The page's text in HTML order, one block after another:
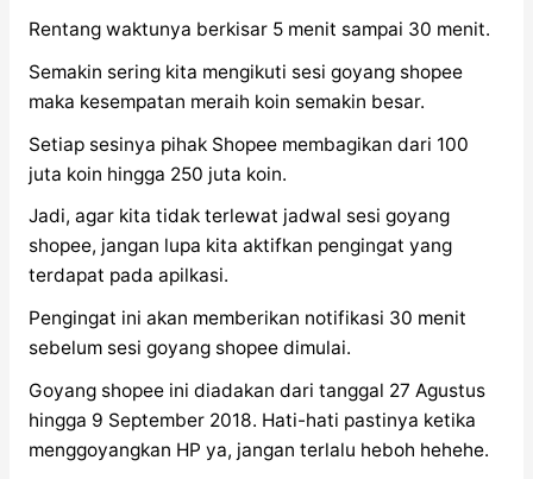
Rentang waktunya berkisar 5 menit sampai 30 menit.
Semakin sering kita mengikuti sesi goyang shopee
maka kesempatan meraih koin semakin besar.
Setiap sesinya pihak Shopee membagikan dari 100
juta koin hingga 250 juta koin.
Jadi, agar kita tidak terlewat jadwal sesi goyang
shopee, jangan lupa kita aktifkan pengingat yang
terdapat pada apilkasi.
Pengingat ini akan memberikan notifikasi 30 menit
sebelum sesi goyang shopee dimulai.
Goyang shopee ini diadakan dari tanggal 27 Agustus
hingga 9 September 2018. Hati-hati pastinya ketika
menggoyangkan HP ya, jangan terlalu heboh hehehe.